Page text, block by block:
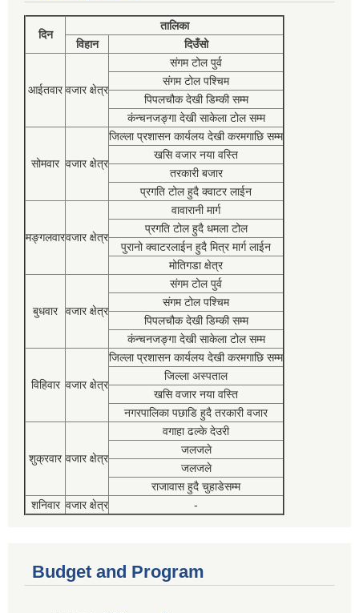
दिन
तालिका
विहान
दिउँसो
आईतवार वजार क्षेत्र
संगम टोल पुर्व
संगम टोल पश्चिम
पिपलचौक देखी डिम्की सम्म
कंन्चनजङ्गा देखी साकेला टोल सम्म
सोमवार वजार क्षेत्र
जिल्ला प्रशासन कार्यलय देखी करमगाछि सम्म
खसि वजार नया वस्ति
तरकारी बजार
प्रगति टोल हुदै क्वाटर लाईन
मङ्गलवारवजार क्षेत्र
वावारानी मार्ग
प्रगति टोल हुदै धमला टोल
पुरानो क्वाटरलाईन हुदै मित्र मार्ग लाईन
मोतिगडा क्षेत्र
बुधवार वजार क्षेत्र
संगम टोल पुर्व
संगम टोल पश्चिम
पिपलचौक देखी डिम्की सम्म
कंन्चनजङ्गा देखी साकेला टोल सम्म
विहिवार वजार क्षेत्र
जिल्ला प्रशासन कार्यलय देखी करमगाछि सम्म
जिल्ला अस्पताल
खसि वजार नया वस्ति
नगरपालिका पछाडि हुदै तरकारी वजार
शुक्रवार वजार क्षेत्र
वगाहा ढल्के देउरी
जलजले
जलजले
राजावास हुदै चुहाडेसम्म
शनिवार वजार क्षेत्र -
Budget and Program